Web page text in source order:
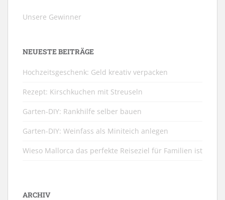
Unsere Gewinner
NEUESTE BEITRÄGE
Hochzeitsgeschenk: Geld kreativ verpacken
Rezept: Kirschkuchen mit Streuseln
Garten-DIY: Rankhilfe selber bauen
Garten-DIY: Weinfass als Miniteich anlegen
Wieso Mallorca das perfekte Reiseziel für Familien ist
ARCHIV